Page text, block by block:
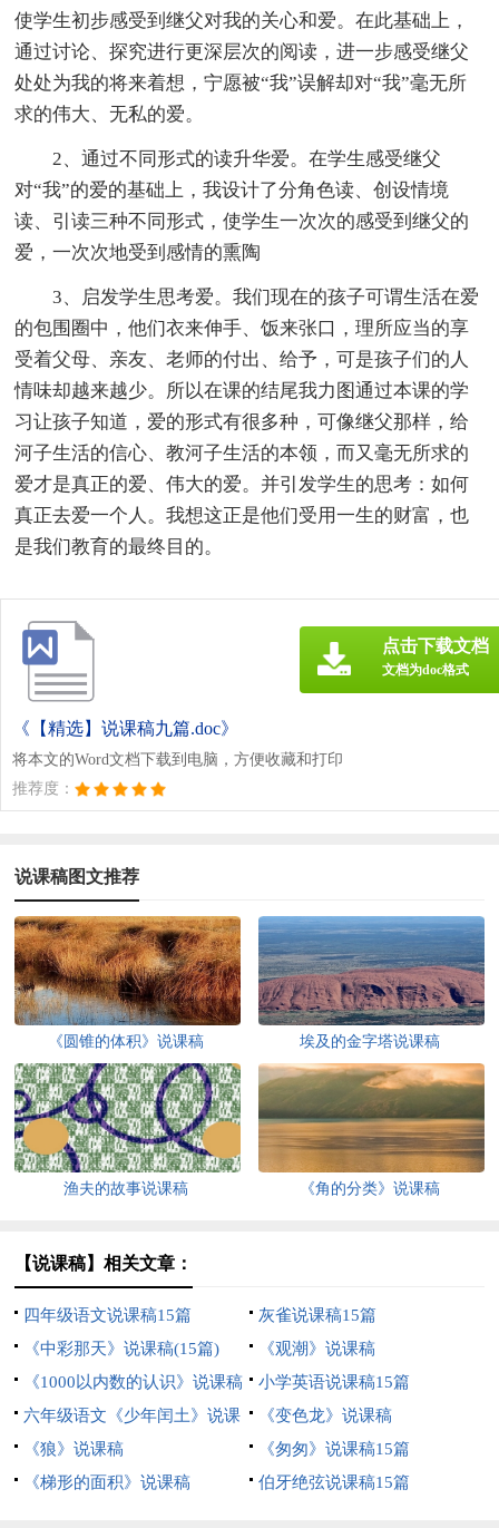
使学生初步感受到继父对我的关心和爱。在此基础上，
通过讨论、探究进行更深层次的阅读，进一步感受继父
处处为我的将来着想，宁愿被“我”误解却对“我”毫无所
求的伟大、无私的爱。
2、通过不同形式的读升华爱。在学生感受继父
对“我”的爱的基础上，我设计了分角色读、创设情境
读、引读三种不同形式，使学生一次次的感受到继父的
爱，一次次地受到感情的熏陶
3、启发学生思考爱。我们现在的孩子可谓生活在爱
的包围圈中，他们衣来伸手、饭来张口，理所应当的享
受着父母、亲友、老师的付出、给予，可是孩子们的人
情味却越来越少。所以在课的结尾我力图通过本课的学
习让孩子知道，爱的形式有很多种，可像继父那样，给
河子生活的信心、教河子生活的本领，而又毫无所求的
爱才是真正的爱、伟大的爱。并引发学生的思考：如何
真正去爱一个人。我想这正是他们受用一生的财富，也
是我们教育的最终目的。
《【精选】说课稿九篇.doc》
将本文的Word文档下载到电脑，方便收藏和打印
推荐度：
点击下载文档
文档为doc格式
说课稿图文推荐
《圆锥的体积》说课稿 埃及的金字塔说课稿
渔夫的故事说课稿 《角的分类》说课稿
【说课稿】相关文章：
四年级语文说课稿15篇
灰雀说课稿15篇
《中彩那天》说课稿(15篇)
《观潮》说课稿
《1000以内数的认识》说课稿
小学英语说课稿15篇
六年级语文《少年闰土》说课
稿
《变色龙》说课稿
《狼》说课稿
《匆匆》说课稿15篇
《梯形的面积》说课稿
伯牙绝弦说课稿15篇